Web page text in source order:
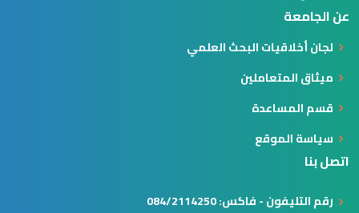
عن الجامعة
لجان أخلاقيات البحث العلمي
ميثاق المتعاملين
قسم المساعدة
سياسة الموقع
اتصل بنا
رقم التليفون - فاكس: 084/2114250